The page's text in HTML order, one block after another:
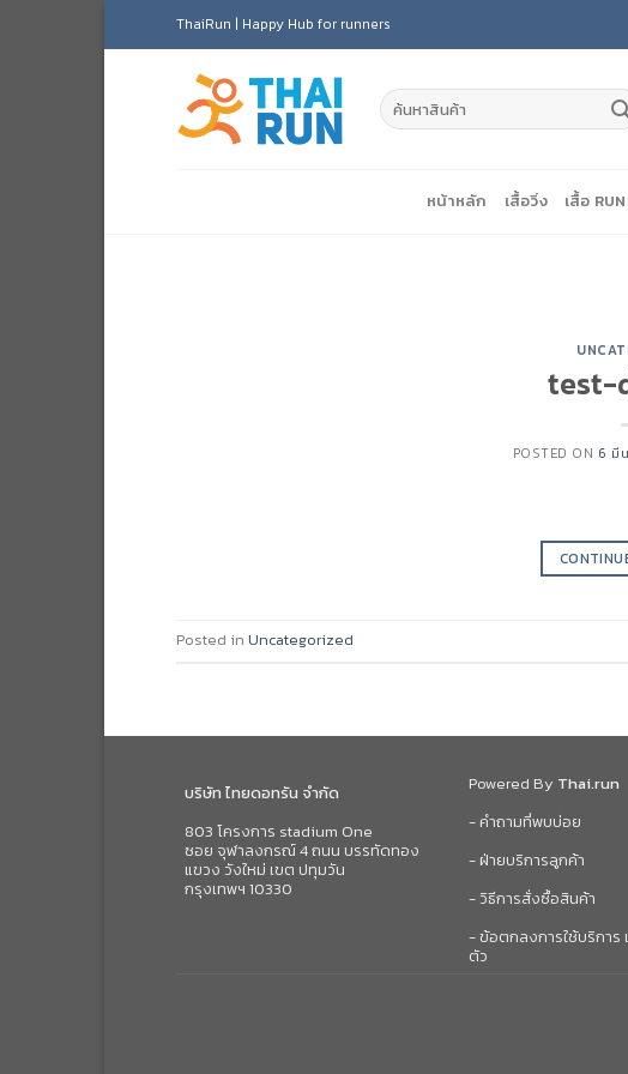
to
ThaiRun | Happy Hub for runners
หน้าหลัก เสื้อวิ่ง เสื้อ
test-
POSTED ON 6 มี
Posted in Uncategorized
บริษัท ไทยดอทรัน จำกัด
803 โครงการ stadium One
ซอย จุฬาลงกรณ์ 4 ถนน บรรทัดทอง
แขวง วังใหม่ เขต ปทุมวัน
กรุงเทพฯ 10330
Powered By Thai.run
- คำถามที่พบบ่อย
- ฝ่ายบริการลูกค้า
- วิธีการสั่งซื้อสินค้า
- ข้อตกลงการใช้บริการ
ตัว